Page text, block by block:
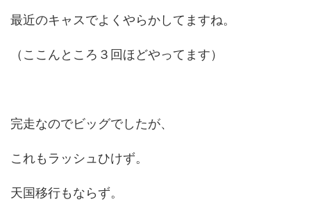
最近のキャスでよくやらかしてますね。
（ここんところ３回ほどやってます）
完走なのでビッグでしたが、
これもラッシュひけず。
天国移行もならず。